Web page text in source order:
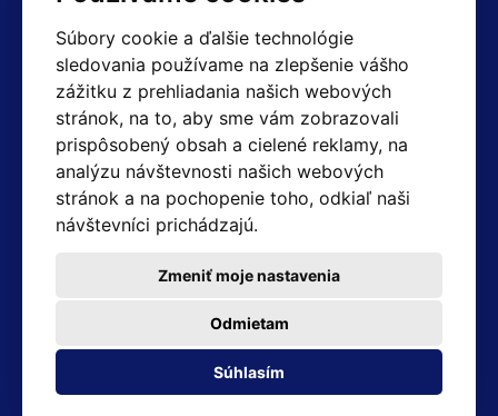
Súbory cookie a ďalšie technológie
sledovania používame na zlepšenie vášho
zážitku z prehliadania našich webových
stránok, na to, aby sme vám zobrazovali
prispôsobený obsah a cielené reklamy, na
analýzu návštevnosti našich webových
stránok a na pochopenie toho, odkiaľ naši
návštevníci prichádzajú.
Súhlasím
Odmietam
Zmeniť moje nastavenia
+420 603 357 606 +420 605 234 204
info@hotair.cz
Fakturačné a expedičné oddelenie
+420 605 259 759 (Po–Pia: 7:30 – 15:00)
Technické oddelenie
+420 603 355 085 (Po–Pia: 8:00 – 16:00)
servis@hotair.cz
Výdaj tovaru (Ostrava): Po-Pia: 8:00 - 16:00
Platba len v hotovosti
Adresa predajne